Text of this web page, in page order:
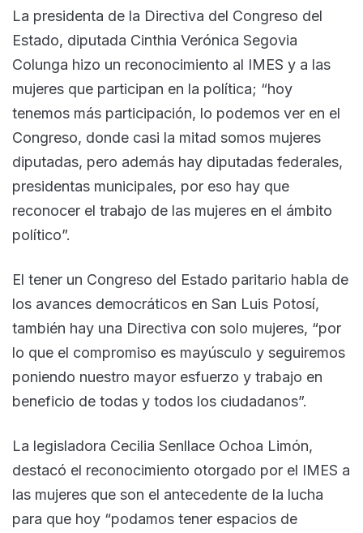
La presidenta de la Directiva del Congreso del
Estado, diputada Cinthia Verónica Segovia
Colunga hizo un reconocimiento al IMES y a las
mujeres que participan en la política; “hoy
tenemos más participación, lo podemos ver en el
Congreso, donde casi la mitad somos mujeres
diputadas, pero además hay diputadas federales,
presidentas municipales, por eso hay que
reconocer el trabajo de las mujeres en el ámbito
político”.
El tener un Congreso del Estado paritario habla de
los avances democráticos en San Luis Potosí,
también hay una Directiva con solo mujeres, “por
lo que el compromiso es mayúsculo y seguiremos
poniendo nuestro mayor esfuerzo y trabajo en
beneficio de todas y todos los ciudadanos”.
La legisladora Cecilia Senllace Ochoa Limón,
destacó el reconocimiento otorgado por el IMES a
las mujeres que son el antecedente de la lucha
para que hoy “podamos tener espacios de